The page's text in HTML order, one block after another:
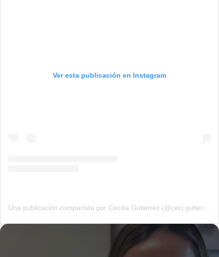
Ver esta publicación en Instagram